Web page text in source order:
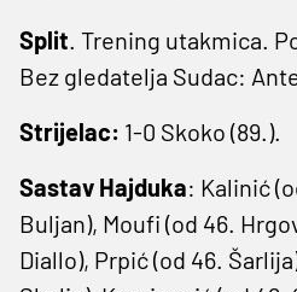
Split. Trening utakmica.
Bez gledatelja Sudac:
Strijelac: 1-0 Skoko (89.).
Sastav Hajduka: Kalinić
Buljan), Moufi (od 46.
Diallo), Prpić (od 46.